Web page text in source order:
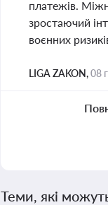
платежів.
зростаючий
воєнних
LIGA ZAKON,08
Теми, які